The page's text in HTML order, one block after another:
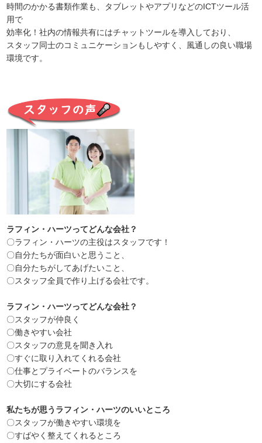
時間のかかる書類作業も、タブレットやアプリなどのICTツール活
用で
効率化！社内の情報共有にはチャットツールを導入しており、
スタッフ同士のコミュニケーションもしやすく、風通しの良い職場
環境です。
ラフィン・ハーツってどんな会社？
〇ラフィン・ハーツの主役はスタッフです！
〇自分たちが面白いと思うこと、
〇自分たちがしてあげたいこと、
〇スタッフ全員で作り上げる会社です。
ラフィン・ハーツってどんな会社？
〇スタッフが仲良く
〇働きやすい会社
〇スタッフの意見を聞き入れ
〇すぐに取り入れてくれる会社
〇仕事とプライベートのバランスを
〇大切にする会社
私たちが思うラフィン・ハーツのいいところ
〇スタッフが働きやすい環境を
〇すばやく整えてくれるところ